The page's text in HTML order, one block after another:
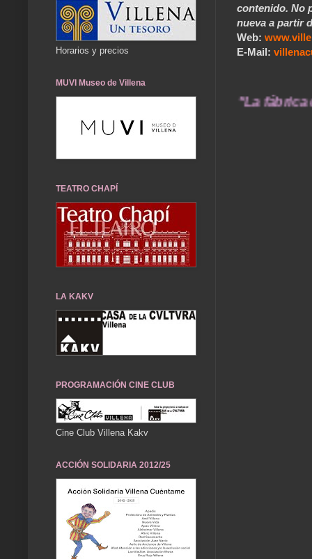
contenido. No
nueva a partir
Web:
E-Mail:
...... "La fábrica de
Horarios y precios
MUVI Museo de Villena
TEATRO CHAPÍ
LA KAKV
PROGRAMACIÓN CINE CLUB
Cine Club Villena Kakv
ACCIÓN SOLIDARIA 2012/25